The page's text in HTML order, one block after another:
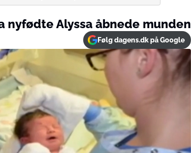
Alyssa åbnede munden
Følg dagens.dk på Google